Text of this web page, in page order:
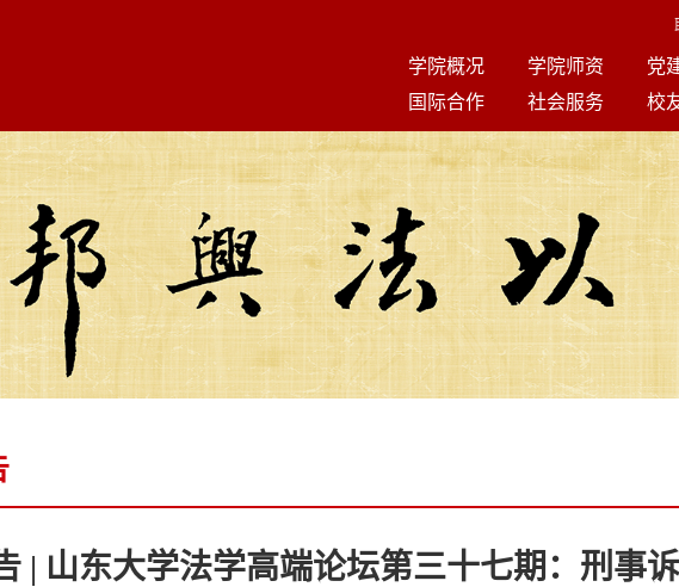
学院概况 学院师资 党
国际合作
社会服务 校
| 山东大学法学高端论坛第三十七期：刑事